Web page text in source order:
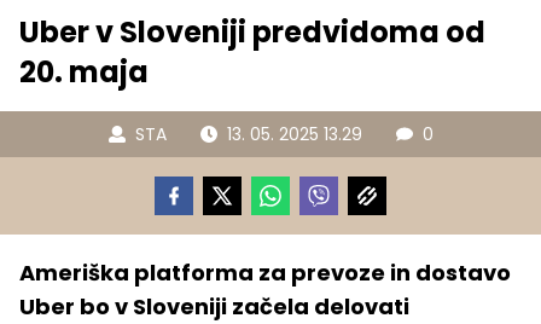
Uber v Sloveniji predvidoma od
20. maja
STA 13. 05. 2025 13.29 0
Ameriška platforma za prevoze in dostavo
Uber bo v Sloveniji začela delovati